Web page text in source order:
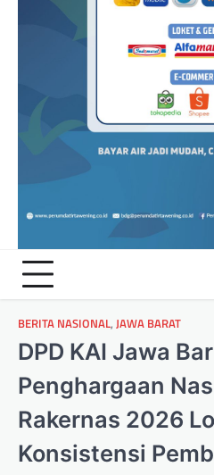
BERITA NASIONAL, JAWA BARAT
DPD KAI Jawa
Penghargaan
Rakernas 2026
Konsistensi